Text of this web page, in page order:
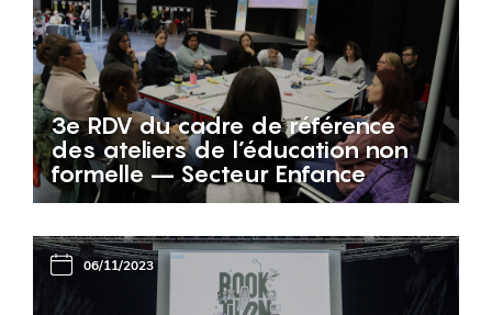
3e RDV du cadre de référence
des ateliers de l’éducation non
formelle – Secteur Enfance
06/11/2023